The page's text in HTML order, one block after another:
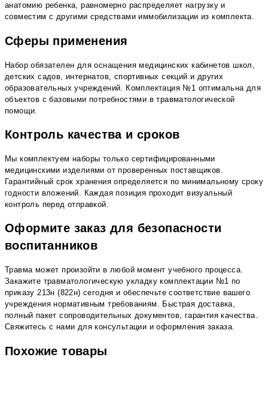
анатомию ребенка, равномерно распределяет нагрузку и
совместим с другими средствами иммобилизации из комплекта.
Сферы применения
Набор обязателен для оснащения медицинских кабинетов школ,
детских садов, интернатов, спортивных секций и других
образовательных учреждений. Комплектация №1 оптимальна для
объектов с базовыми потребностями в травматологической
помощи.
Контроль качества и сроков
Мы комплектуем наборы только сертифицированными
медицинскими изделиями от проверенных поставщиков.
Гарантийный срок хранения определяется по минимальному сроку
годности вложений. Каждая позиция проходит визуальный
контроль перед отправкой.
Оформите заказ для безопасности
воспитанников
Травма может произойти в любой момент учебного процесса.
Закажите травматологическую укладку комплектации №1 по
приказу 213н (822н) сегодня и обеспечьте соответствие вашего
учреждения нормативным требованиям. Быстрая доставка,
полный пакет сопроводительных документов, гарантия качества.
Свяжитесь с нами для консультации и оформления заказа.
Похожие товары